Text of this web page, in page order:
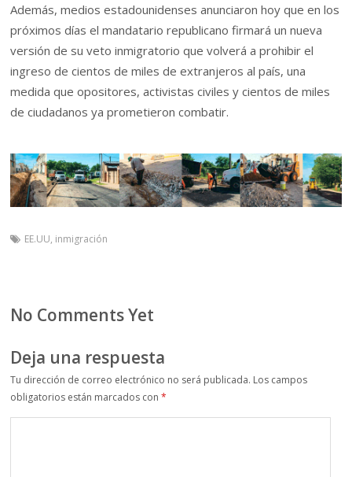
Además, medios estadounidenses anunciaron hoy que en los
próximos días el mandatario republicano firmará un nueva
versión de su veto inmigratorio que volverá a prohibir el
ingreso de cientos de miles de extranjeros al país, una
medida que opositores, activistas civiles y cientos de miles
de ciudadanos ya prometieron combatir.
EE.UU, inmigración
No Comments Yet
Deja una respuesta
Tu dirección de correo electrónico no será publicada. Los campos
obligatorios están marcados con*